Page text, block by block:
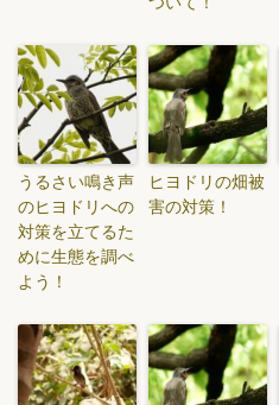
うるさい鳴き声
のヒヨドリへの
対策を立てるた
めに生態を調べ
よう！
ヒヨドリの畑被
害の対策！